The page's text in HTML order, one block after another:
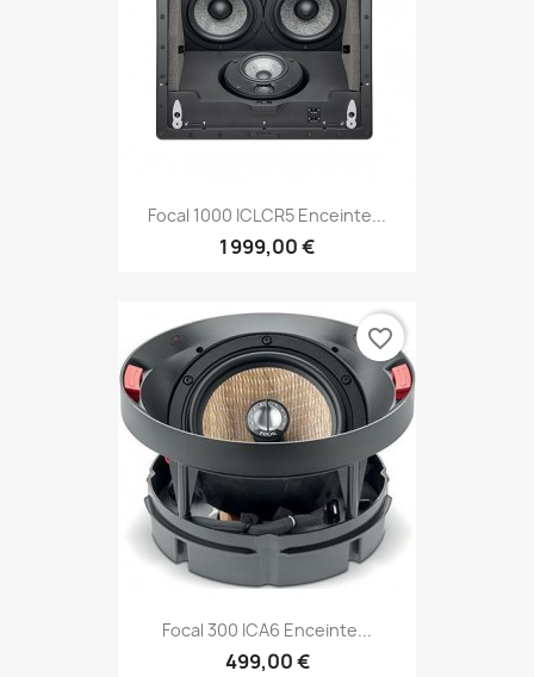
Focal 1000 ICLCR5 Enceinte...
1 999,00 €
Focal 300 ICA6 Enceinte...
499,00 €
favorite_border